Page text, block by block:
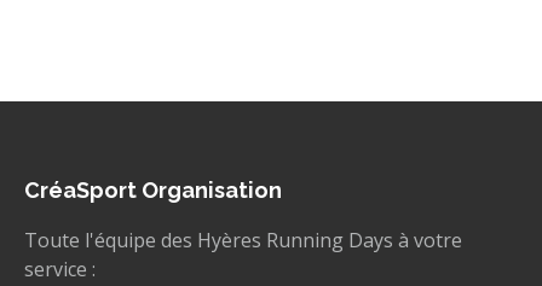
CréaSport Organisation
Toute l'équipe des Hyères Running Days à votre
service :